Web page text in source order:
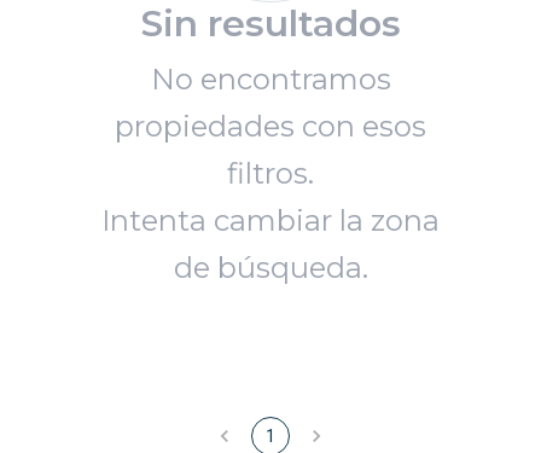
Sin resultados
No encontramos
propiedades con esos
filtros.
Intenta cambiar la zona
de búsqueda.
1